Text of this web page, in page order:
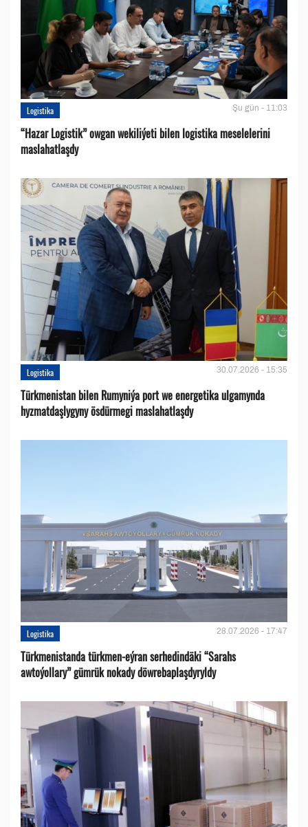
Logistika Şu gün - 11:03
“Hazar Logistik” owgan wekiliýeti bilen logistika meselelerini
maslahatlaşdy
Logistika 30.07.2026 - 15:35
Türkmenistan bilen Rumyniýa port we energetika ulgamynda
hyzmatdaşlygyny ösdürmegi maslahatlaşdy
Logistika 28.07.2026 - 17:47
Türkmenistanda türkmen-eýran serhedindäki “Sarahs
awtoýollary” gümrük nokady döwrebaplaşdyryldy